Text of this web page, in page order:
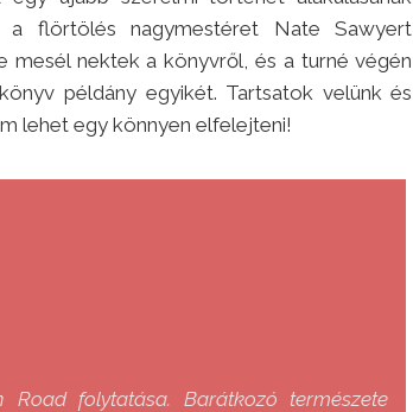
a flörtölés nagymestéret Nate Sawyert
mesél nektek a könyvről, és a turné végén
példány egyikét. Tartsatok velünk és
lehet egy könnyen elfelejteni!
folytatása. Barátkozó természete